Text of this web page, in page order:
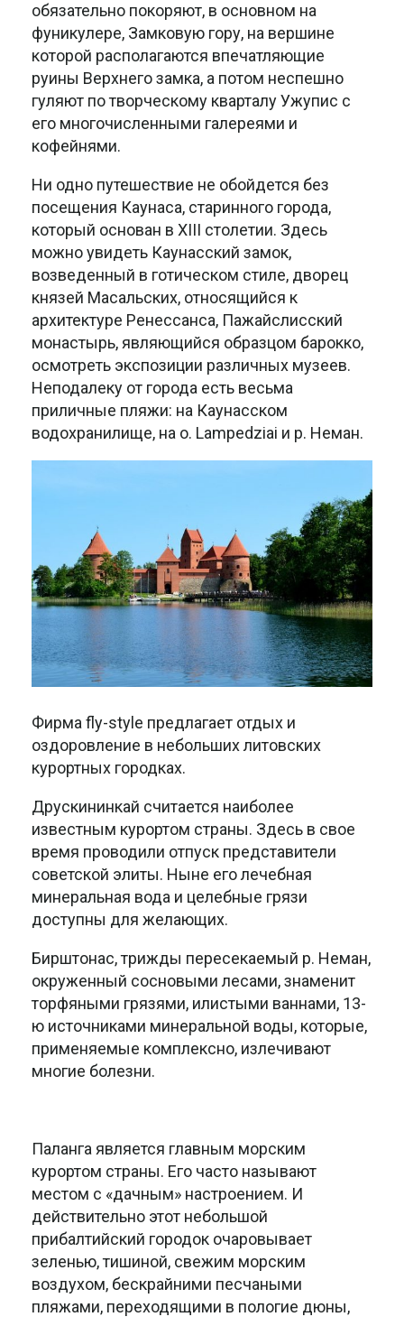
обязательно покоряют, в основном на
фуникулере, Замковую гору, на вершине
которой располагаются впечатляющие
руины Верхнего замка, а потом неспешно
гуляют по творческому кварталу Ужупис с
его многочисленными галереями и
кофейнями.
Ни одно путешествие не обойдется без
посещения Каунаса, старинного города,
который основан в XIII столетии. Здесь
можно увидеть Каунасский замок,
возведенный в готическом стиле, дворец
князей Масальских, относящийся к
архитектуре Ренессанса, Пажайслисский
монастырь, являющийся образцом барокко,
осмотреть экспозиции различных музеев.
Неподалеку от города есть весьма
приличные пляжи: на Каунасском
водохранилище, на о. Lampedziai и р. Неман.
Фирма fly-style предлагает отдых и
оздоровление в небольших литовских
курортных городках.
Друскининкай считается наиболее
известным курортом страны. Здесь в свое
время проводили отпуск представители
советской элиты. Ныне его лечебная
минеральная вода и целебные грязи
доступны для желающих.
Бирштонас, трижды пересекаемый р. Неман,
окруженный сосновыми лесами, знаменит
торфяными грязями, илистыми ваннами, 13-
ю источниками минеральной воды, которые,
применяемые комплексно, излечивают
многие болезни.
Паланга является главным морским
курортом страны. Его часто называют
местом с «дачным» настроением. И
действительно этот небольшой
прибалтийский городок очаровывает
зеленью, тишиной, свежим морским
воздухом, бескрайними песчаными
пляжами, переходящими в пологие дюны,